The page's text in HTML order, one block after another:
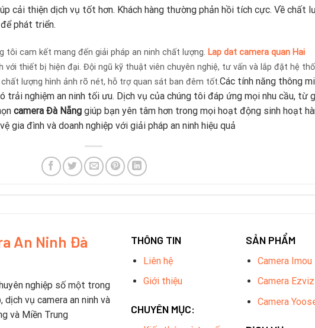
cải thiện dịch vụ tốt hơn. Khách hàng thường phản hồi tích cực. Về chất
phát triển.
tôi cam kết mang đến giải pháp an ninh chất lượng. Lap dat camera quan Hai
với thiết bị hiện đại. Đội ngũ kỹ thuật viên chuyên nghiệ, tư vấn và lắp đặt hệ
lượng hình ảnh rõ nét, hỗ trợ quan sát ban đêm tốt.Các tính năng thông
trải nghiệm an ninh tối ưu. Dịch vụ của chúng tôi đáp ứng mọi nhu cầu, từ
camera Đà Nẵng giúp bạn yên tâm hơn trong mọi hoạt động sinh hoạt
gia đình và doanh nghiệp với giải pháp an ninh hiệu quả
An Ninh Đà
nghiệp số một trong
dịch vụ camera an ninh và
và Miền Trung
THÔNG TIN
Liên hệ
Giới thiệu
CHUYÊN MỤC:
SẢN PHẨM
Camera Imou
Camera Ezviz
Camera